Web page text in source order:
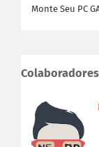
Monte Seu PC
Colaboradores